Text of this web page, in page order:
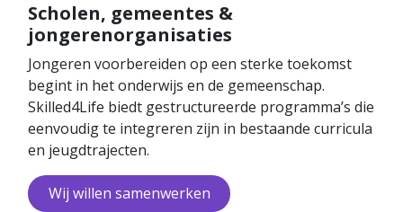
Scholen, gemeentes &
jongerenorganisaties
Jongeren voorbereiden op een sterke toekomst
begint in het onderwijs en de gemeenschap.
Skilled4Life biedt gestructureerde programma’s die
eenvoudig te integreren zijn in bestaande curricula
en jeugdtrajecten.
Wij willen same​​nwerken